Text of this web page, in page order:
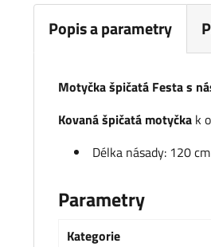
Popis a parametry
Motyčka špičatá Festa s
Kovaná špičatá motyčka k
Délka násady: 120 cm
Parametry
Kategorie